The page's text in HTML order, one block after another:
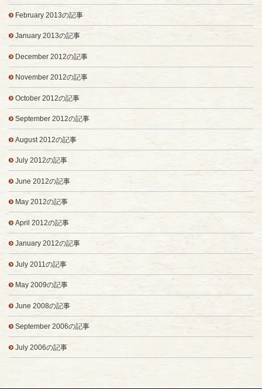
February 2013の記事
January 2013の記事
December 2012の記事
November 2012の記事
October 2012の記事
September 2012の記事
August 2012の記事
July 2012の記事
June 2012の記事
May 2012の記事
April 2012の記事
January 2012の記事
July 2011の記事
May 2009の記事
June 2008の記事
September 2006の記事
July 2006の記事